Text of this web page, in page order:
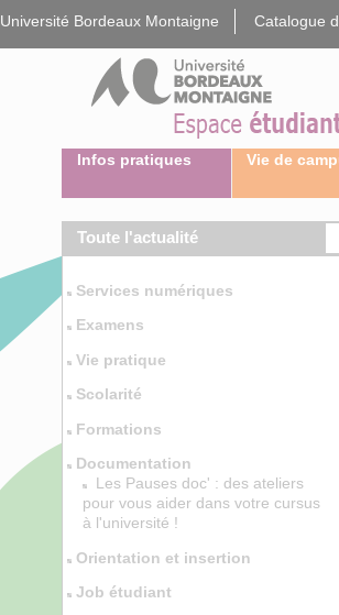
Université Bordeaux Montaigne Catalogue
Infos pratiques Vie de
Toute l'actualité
Services numériques
Examens
Vie pratique
Scolarité
Formations
Documentation
Les Pauses doc' : des ateliers
pour vous aider dans votre cursus
à l'université !
Orientation et insertion
Job étudiant